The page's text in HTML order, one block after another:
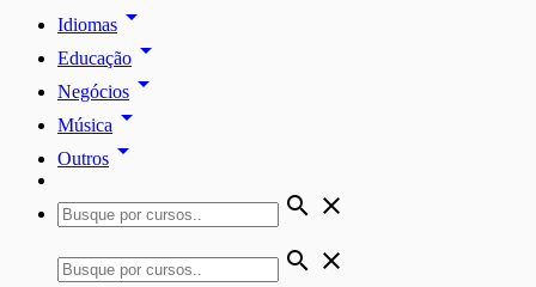
Idiomas arrow_drop_down
Educação arrow_drop_down
Negócios arrow_drop_down
Música arrow_drop_down
Outros arrow_drop_down
search close
search close